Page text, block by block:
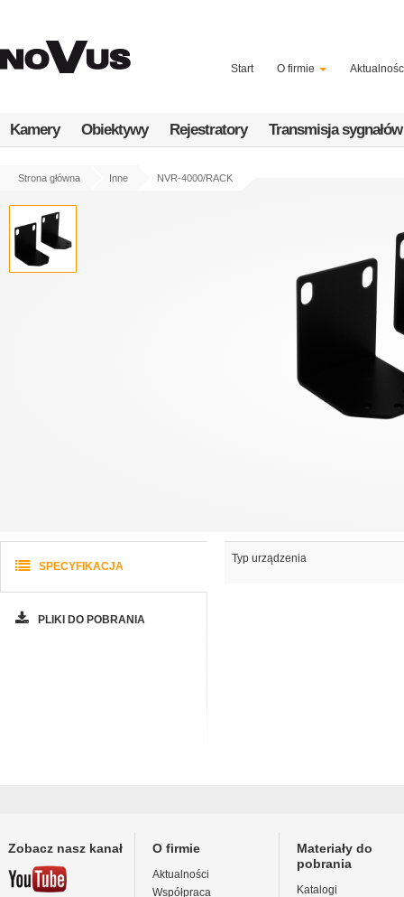
Start
O firmie
Kamery Obiektywy Rejestratory Transmisja sygnałów
Strona główna Inne NVR-4000/RACK
SPECYFIKACJA
PLIKI DO POBRANIA
Typ urządzenia
Zobacz nasz kanał O firmie
Aktualności
Współpraca
Materiały do
pobrania
Katalogi